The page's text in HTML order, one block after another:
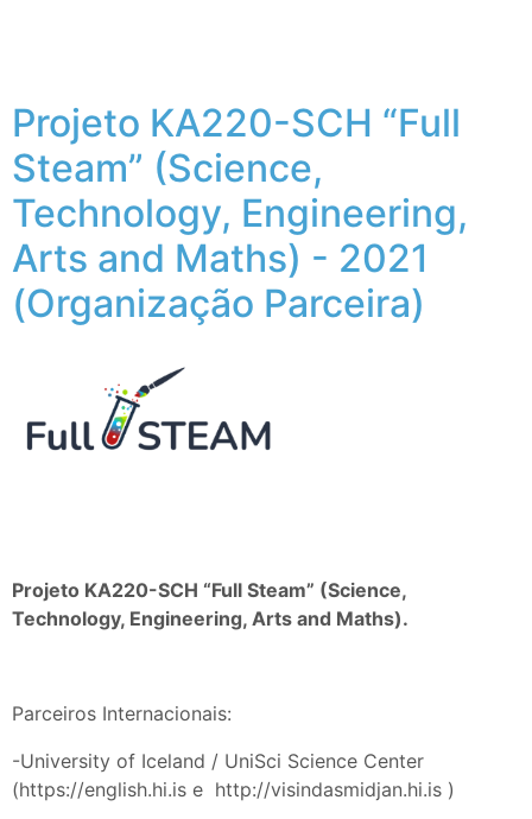
Projeto KA220-SCH “Full
Steam” (Science,
Technology, Engineering,
Arts and Maths) - 2021
(Organização Parceira)
Projeto KA220-SCH “Full Steam” (Science,
Technology, Engineering, Arts and Maths).
Parceiros Internacionais:
-University of Iceland / UniSci Science Center
(https://english.hi.is e http://visindasmidjan.hi.is )